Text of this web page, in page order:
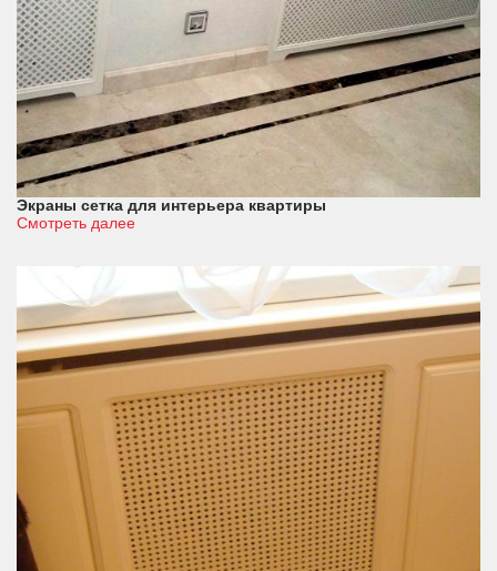
Экраны сетка для интерьера квартиры
Смотреть далее